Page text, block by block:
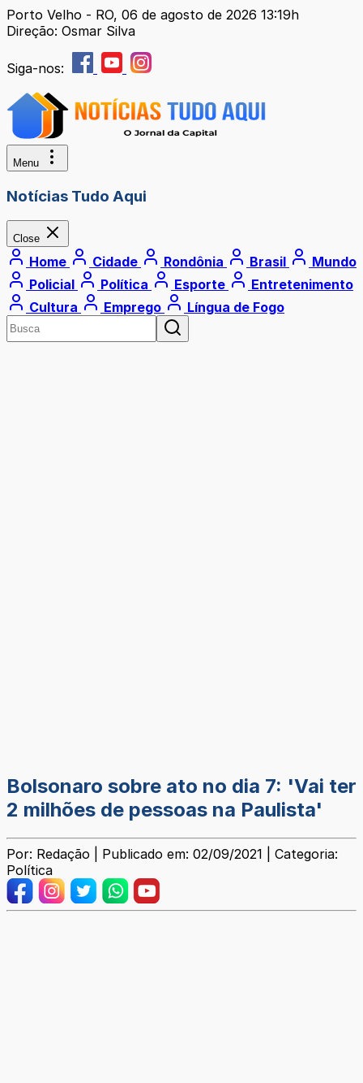
Porto Velho - RO, 06 de agosto de 2026 13:19h
Direção: Osmar Silva
Siga-nos:
Menu
Notícias Tudo Aqui
Close
Home Cidade Rondônia Brasil
Mundo
Policial
Política Esporte
Entretenimento
Cultura
Emprego Língua de Fogo
Bolsonaro sobre ato no dia 7: 'Vai ter
2 milhões de pessoas na Paulista'
Por: Redação | Publicado em: 02/09/2021 | Categoria:
Política